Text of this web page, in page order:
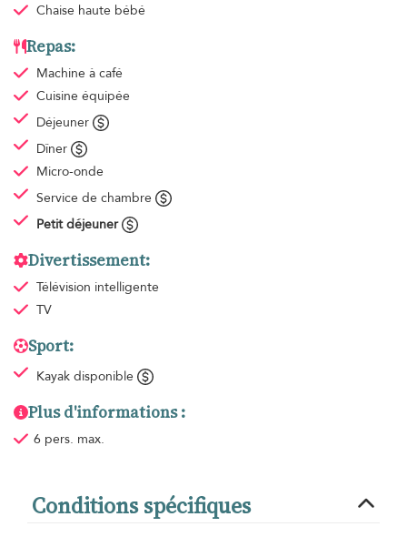
Chaise haute bébé
Repas:
Machine à café
Cuisine équipée
Déjeuner
Dîner
Micro-onde
Service de chambre
Petit déjeuner
Divertissement:
Télévision intelligente
TV
Sport:
Kayak disponible
Plus d'informations :
6 pers. max.
Conditions spécifiques